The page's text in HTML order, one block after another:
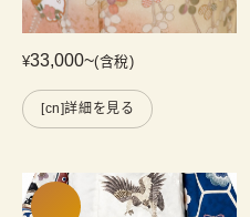
¥33,000~(含稅)
[cn]詳細を見る